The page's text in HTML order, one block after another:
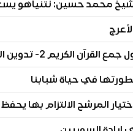
محمد حسين: نتنياهو
الكريم 2- تدوين القرآن الكريم
في حياة شبابنا
المرشح الالتزام بها